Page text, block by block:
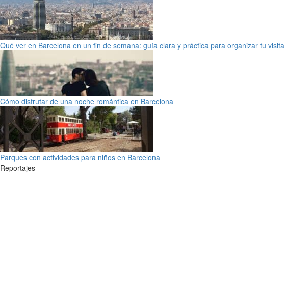
Qué ver en Barcelona en un fin de semana: guía clara y práctica para organizar tu visita
Cómo disfrutar de una noche romántica en Barcelona
Parques con actividades para niños en Barcelona
Reportajes